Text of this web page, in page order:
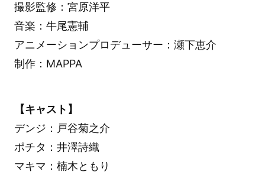
撮影監修：宮原洋平
音楽：牛尾憲輔
アニメーションプロデューサー：瀬下恵介
制作：MAPPA
【キャスト】
デンジ：戸谷菊之介
ポチタ：井澤詩織
マキマ：楠木ともり